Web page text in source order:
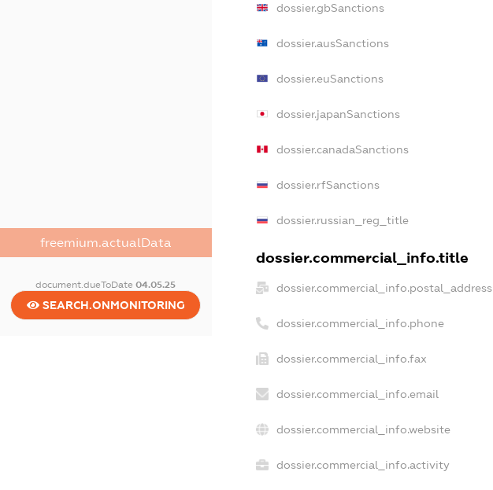
freemium.actualData
document.dueToDate04.05.25
SEARCH.ONMONITORING
dossier.gbSanctions
dossier.ausSanctions
dossier.euSanctions
dossier.japanSanctions
dossier.canadaSanctions
dossier.rfSanctions
dossier.russian_reg_title
dossier.commercial_info.title
dossier.commercial_info.postal_address
dossier.commercial_info.phone
dossier.commercial_info.fax
dossier.commercial_info.email
dossier.commercial_info.website
dossier.commercial_info.activity